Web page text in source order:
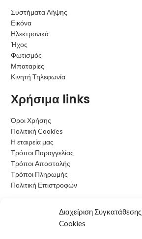
Διαχείριση Συγκατάθεσης
Cookies
Συστήματα Λήψης
Εικόνα
Ηλεκτρονικά
Ήχος
Φωτισμός
Μπαταρίες
Κινητή Τηλεφωνία
Χρήσιμα links
Όροι Χρήσης
Πολιτική Cookies
Η εταιρεία μας
Τρόποι Παραγγελίας
Τρόποι Αποστολής
Τρόποι Πληρωμής
Πολιτική Επιστροφών
Ωράριο Λειτουργίας
Δευτέρα: 09:00 - 15:00